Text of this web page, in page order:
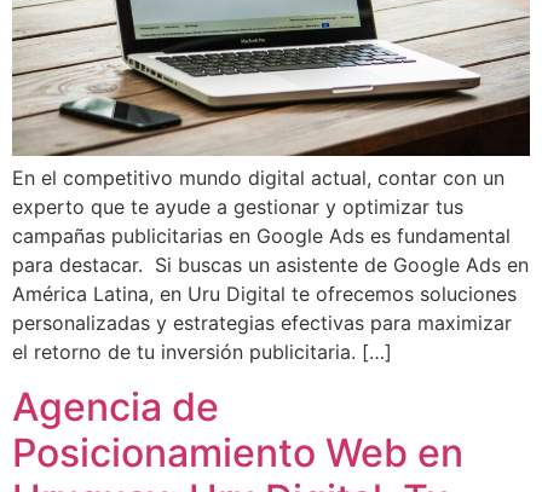
En el competitivo mundo digital actual, contar con un
experto que te ayude a gestionar y optimizar tus
campañas publicitarias en Google Ads es fundamental
para destacar. Si buscas un asistente de Google Ads en
América Latina, en Uru Digital te ofrecemos soluciones
personalizadas y estrategias efectivas para maximizar
el retorno de tu inversión publicitaria. […]
Agencia de
Posicionamiento Web en